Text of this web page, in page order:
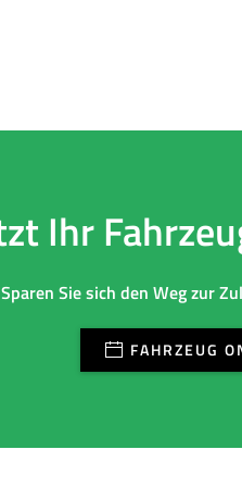
Ihr
Sparen Sie sich den Weg zur
FAHRZEUG